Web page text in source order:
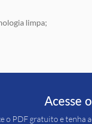
limpa;
Acesse
o PDF gratuito e tenha